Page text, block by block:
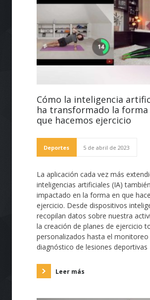
Cómo la inteligencia
ha transformado la forma
que hacemos ejercicio
Deportes 5 de abril de 2023
La aplicación cada vez más
inteligencias artificiales (IA)
impactado en la forma en que
ejercicio. Desde dispositivos
recopilan datos sobre nuestra
la creación de planes de ejercicio
personalizados hasta el monitoreo
diagnóstico de lesiones deportivas
Leer más